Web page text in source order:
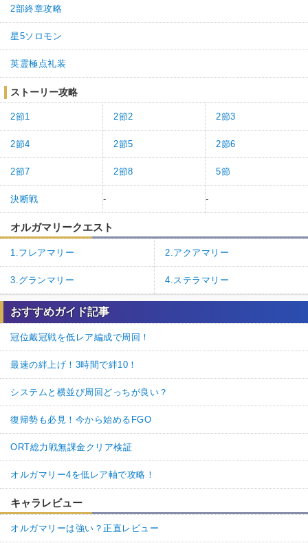
2部終章攻略
星5ソロモン
英霊極点礼装
ストーリー攻略
2節1 2節2 2節3
2節4 2節5 2節6
2節7 2節8 5節
決断戦 - -
オルガマリークエスト
1.フレアマリー 2.アクアマリー
3.グランマリー 4.ステラマリー
おすすめガイド記事
冠位戴冠戦を低レア編成で周回！
最速の絆上げ！3時間で絆10！
システムと横並び周回どっちが良い？
復帰勢も必見！今から始めるFGO
ORT総力戦無課金クリア検証
オルガマリー4を低レア軸で攻略！
キャラレビュー
オルガマリーは強い？正直レビュー